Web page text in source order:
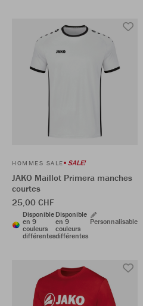
HOMMES SALE SALE!
JAKO Maillot Primera manches
courtes
25,00 CHF
Disponible
en 9
couleurs
différentes
Disponible
en 9
couleurs
différentes
Personnalisable